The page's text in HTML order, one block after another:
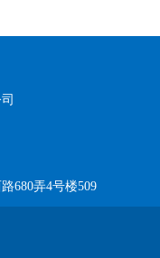
680弄4号楼509